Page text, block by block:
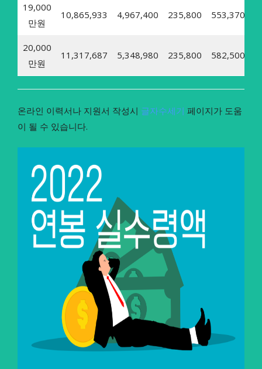
19,000
만원
10,865,933 4,967,400 235,800 553,370
20,000
만원
11,317,687 5,348,980 235,800 582,500
온라인 이력서나 지원서 작성시 글자수세기 페이지가 도움
이 될 수 있습니다.